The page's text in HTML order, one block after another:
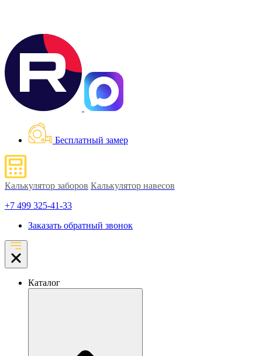
Бесплатный замер
Калькулятор заборов Калькулятор навесов
+7 499 325-41-33
Заказать обратный звонок
Каталог